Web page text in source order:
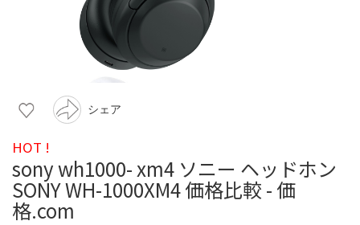
シェア
HOT !
sony wh1000- xm4 ソニー ヘッドホン
SONY WH-1000XM4 価格比較 - 価
格.com